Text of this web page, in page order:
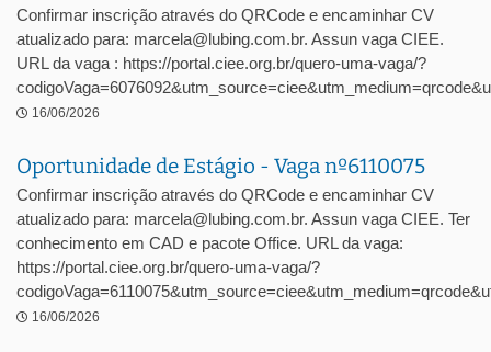
Confirmar inscrição através do QRCode e encaminhar CV
atualizado para: marcela@lubing.com.br. Assun vaga CIEE.
URL da vaga : https://portal.ciee.org.br/quero-uma-vaga/?
16/06/2026
Oportunidade de Estágio - Vaga nº6110075
Confirmar inscrição através do QRCode e encaminhar CV
atualizado para: marcela@lubing.com.br. Assun vaga CIEE. Ter
conhecimento em CAD e pacote Office. URL da vaga:
https://portal.ciee.org.br/quero-uma-vaga/?
16/06/2026